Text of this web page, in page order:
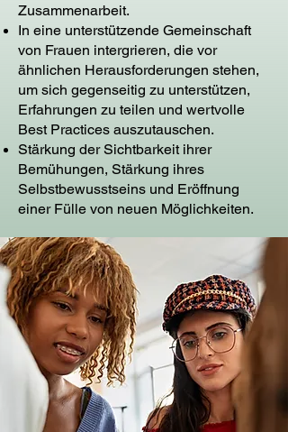
Zusammenarbeit.
In eine unterstützende Gemeinschaft
von Frauen intergrieren, die vor
ähnlichen Herausforderungen stehen,
um sich gegenseitig zu unterstützen,
Erfahrungen zu teilen und wertvolle
Best Practices auszutauschen.
Stärkung der Sichtbarkeit ihrer
Bemühungen, Stärkung ihres
Selbstbewusstseins und Eröffnung
einer Fülle von neuen Möglichkeiten.